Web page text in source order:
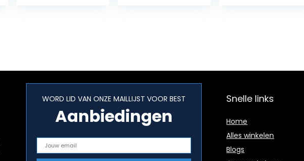
WORD LID VAN ONZE MAILLIJST VOOR BEST
Aanbiedingen
Snelle links
Home
Alles winkelen
Blogs